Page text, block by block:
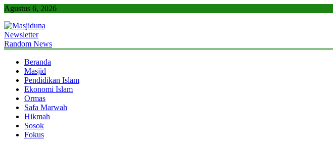
Skip
content
Agustus 6, 2026
Masjiduna
Referensi Berita Islam Indonesia
Newsletter
Random News
Beranda
Masjid
Pendidikan Islam
Ekonomi Islam
Ormas
Safa Marwah
Hikmah
Sosok
Fokus